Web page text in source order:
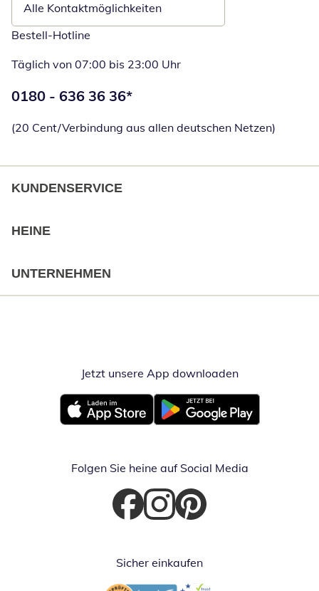
Alle Kontaktmöglichkeiten
Bestell-Hotline
Täglich von 07:00 bis 23:00 Uhr
Telefonnummer:
0180 - 636 36 36*
(20 Cent/Verbindung aus allen deutschen Netzen)
KUNDENSERVICE
HEINE
UNTERNEHMEN
Jetzt unsere App downloadenÖffnet in
Öffnet in neuem FensterÖffnet in neuem Fenster
Folgen Sie heine auf Social Media
Öffnet in neuem Fenster
Öffnet in neuem Fenster
Öffnet in neuem Fenster
Sicher einkaufen